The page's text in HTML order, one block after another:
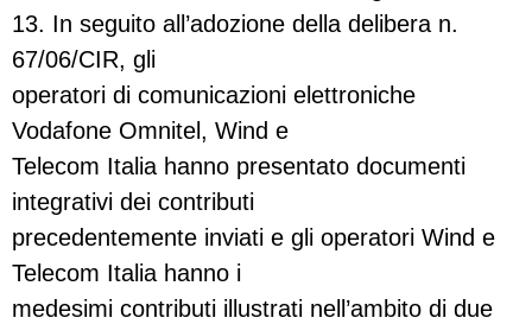
13. In seguito all’adozione della delibera n.
67/06/CIR, gli
operatori di comunicazioni elettroniche
Vodafone Omnitel, Wind e
Telecom Italia hanno presentato documenti
integrativi dei contributi
precedentemente inviati e gli operatori Wind e
Telecom Italia hanno i
medesimi contributi illustrati nell’ambito di due